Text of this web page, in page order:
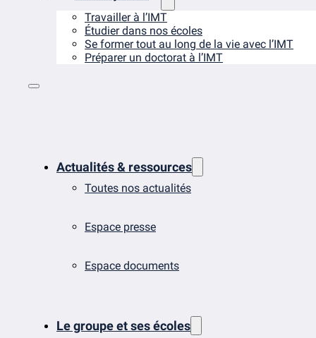
Travailler à l’IMT
Étudier dans nos écoles
Se former tout au long de la vie avec l’IMT
Préparer un doctorat à l’IMT
Actualités & ressources
Toutes nos actualités
Espace presse
Espace documents
Le groupe et ses écoles